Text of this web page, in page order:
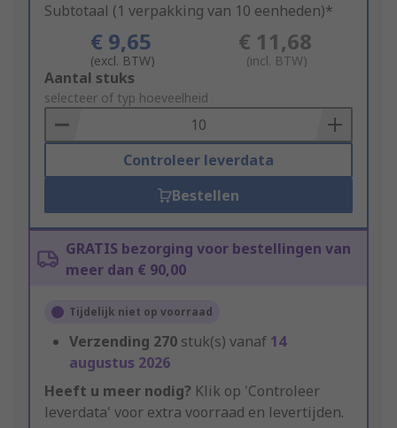
Subtotaal (1 verpakking van 10 eenheden)*
€ 9,65
(excl. BTW)
€ 11,68
(incl. BTW)
Add
to
Basket
Aantal stuks
selecteer of typ hoeveelheid
Controleer leverdata
Bestellen
GRATIS bezorging voor bestellingen van
meer dan € 90,00
Tijdelijk niet op voorraad
Verzending 270 stuk(s) vanaf 14
augustus 2026
Heeft u meer nodig? Klik op 'Controleer
leverdata' voor extra voorraad en levertijden.